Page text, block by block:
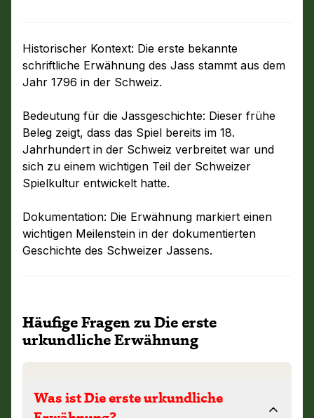
Historischer Kontext: Die erste bekannte
schriftliche Erwähnung des Jass stammt aus dem
Jahr 1796 in der Schweiz.
Bedeutung für die Jassgeschichte: Dieser frühe
Beleg zeigt, dass das Spiel bereits im 18.
Jahrhundert in der Schweiz verbreitet war und
sich zu einem wichtigen Teil der Schweizer
Spielkultur entwickelt hatte.
Dokumentation: Die Erwähnung markiert einen
wichtigen Meilenstein in der dokumentierten
Geschichte des Schweizer Jassens.
Häufige Fragen zu Die erste
urkundliche Erwähnung
Was ist Die erste urkundliche